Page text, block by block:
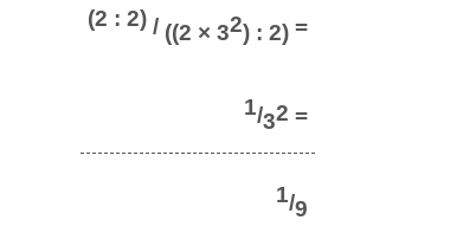
(2 : 2) / ((2 × 32) : 2) =
1/32 =
1/9